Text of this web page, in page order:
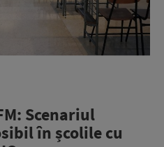
Scenariul
în școlile cu